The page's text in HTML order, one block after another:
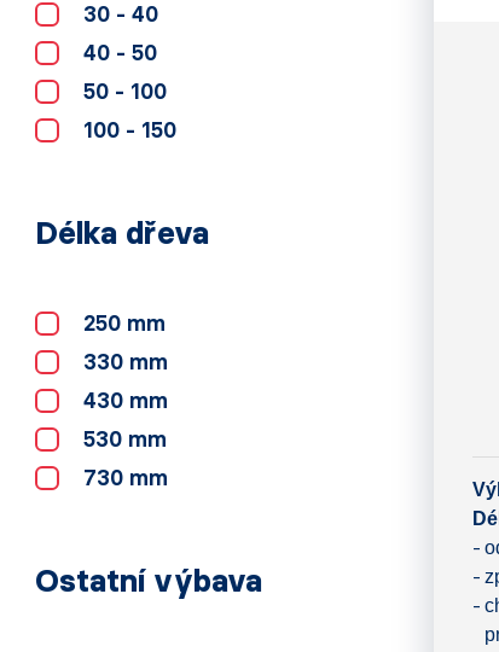
30 - 40
40 - 50
50 - 100
100 - 150
Délka dřeva
250 mm
330 mm
430 mm
530 mm
730 mm
Ostatní výbava